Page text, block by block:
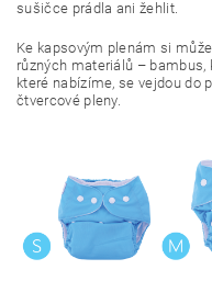
sušičce prádla ani žehlit.
Ke kapsovým plenám si
různých materiálů – bambus,
které nabízíme, se vejdou do
čtvercové pleny.